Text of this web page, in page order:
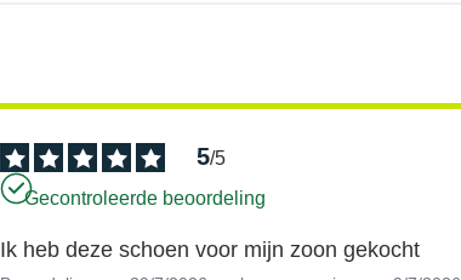
5/5
Gecontroleerde beoordeling
Ik heb deze schoen voor mijn zoon gekocht